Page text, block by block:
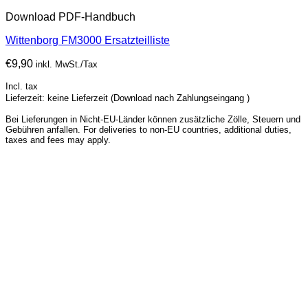
Download PDF-Handbuch
Wittenborg FM3000 Ersatzteilliste
€9,90 inkl. MwSt./Tax
Incl. tax
Lieferzeit: keine Lieferzeit (Download nach Zahlungseingang )
Bei Lieferungen in Nicht-EU-Länder können zusätzliche Zölle, Steuern und
Gebühren anfallen. For deliveries to non-EU countries, additional duties,
taxes and fees may apply.